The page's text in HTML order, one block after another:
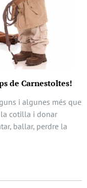
de Carnestoltes!
i algunes més que
la cotilla i donar
ballar, perdre la